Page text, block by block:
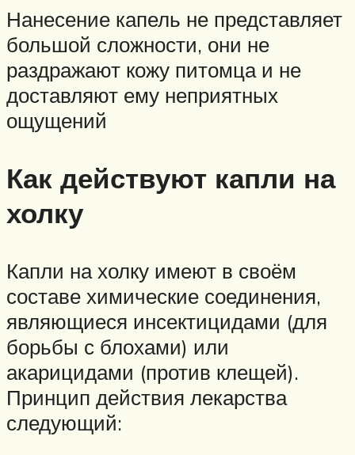
Нанесение капель не представляет
большой сложности, они не
раздражают кожу питомца и не
доставляют ему неприятных
ощущений
Как действуют капли на
холку
Капли на холку имеют в своём
составе химические соединения,
являющиеся инсектицидами (для
борьбы с блохами) или
акарицидами (против клещей).
Принцип действия лекарства
следующий: